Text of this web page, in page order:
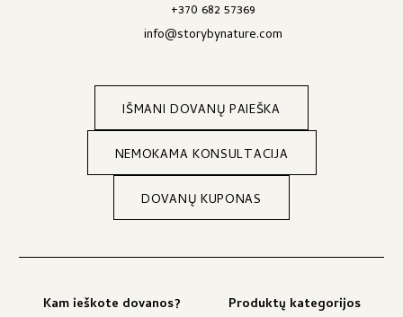
+370 682 57369
info@storybynature.com
IŠMANI DOVANŲ PAIEŠKA
NEMOKAMA KONSULTACIJA
DOVANŲ KUPONAS
Kam ieškote dovanos?
Produktų kategorijos